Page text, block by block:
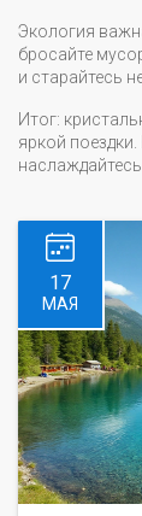
Экология
бросайте
и старайтесь
Итог:
яркой
17
МАЯ